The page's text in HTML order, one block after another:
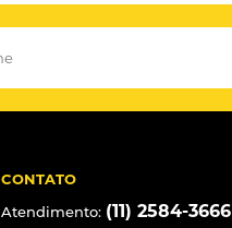
CONTATO
Atendimento: (11) 2584-3666